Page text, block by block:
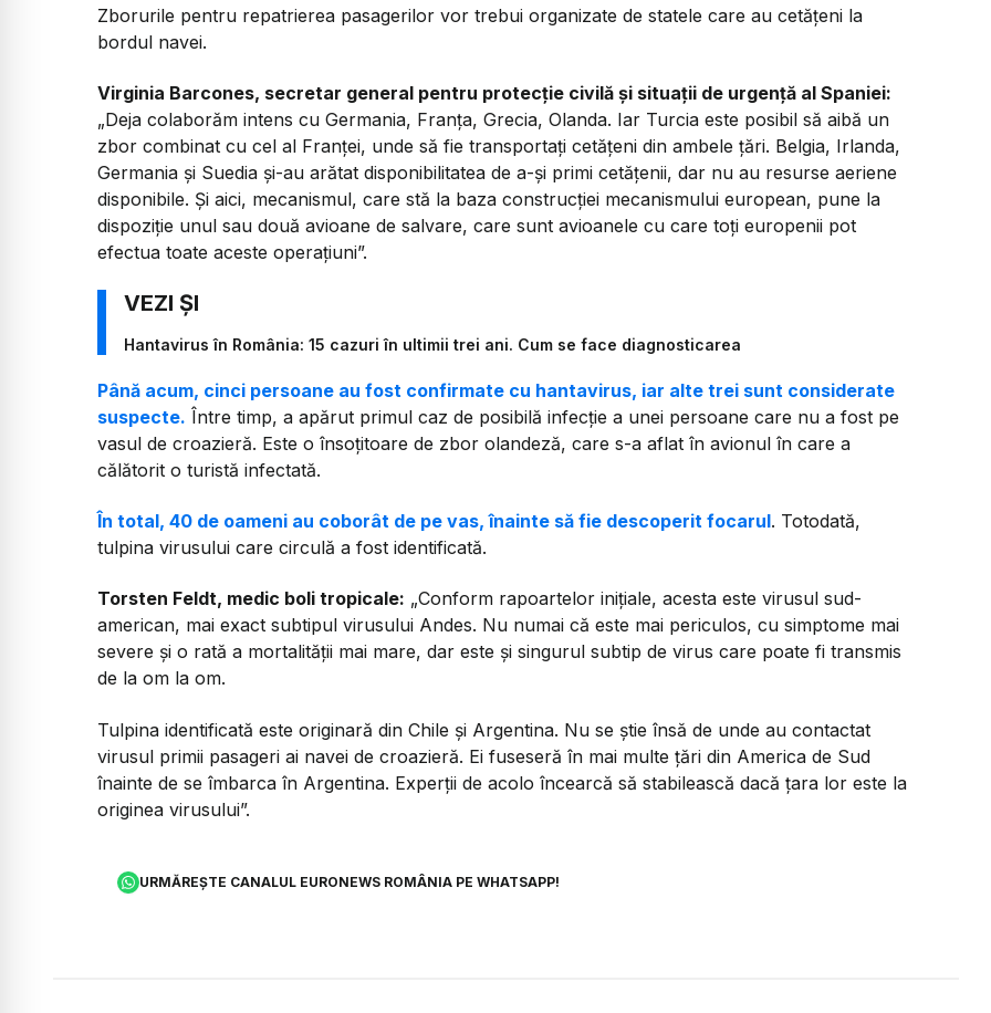
Zborurile pentru repatrierea pasagerilor vor trebui organizate de statele care au cetățeni la
bordul navei.
Virginia Barcones, secretar general pentru protecție civilă și situații de urgență al Spaniei:
„Deja colaborăm intens cu Germania, Franța, Grecia, Olanda. Iar Turcia este posibil să aibă un
zbor combinat cu cel al Franței, unde să fie transportați cetățeni din ambele țări. Belgia, Irlanda,
Germania și Suedia și-au arătat disponibilitatea de a-și primi cetățenii, dar nu au resurse aeriene
disponibile. Și aici, mecanismul, care stă la baza construcției mecanismului european, pune la
dispoziție unul sau două avioane de salvare, care sunt avioanele cu care toți europenii pot
efectua toate aceste operațiuni”.
Hantavirus în România: 15 cazuri în ultimii trei ani. Cum se face diagnosticarea
Până acum, cinci persoane au fost confirmate cu hantavirus, iar alte trei sunt considerate
suspecte. Între timp, a apărut primul caz de posibilă infecție a unei persoane care nu a fost pe
vasul de croazieră. Este o însoțitoare de zbor olandeză, care s-a aflat în avionul în care a
călătorit o turistă infectată.
În total, 40 de oameni au coborât de pe vas, înainte să fie descoperit focarul. Totodată,
tulpina virusului care circulă a fost identificată.
Torsten Feldt, medic boli tropicale: „Conform rapoartelor inițiale, acesta este virusul sud-
american, mai exact subtipul virusului Andes. Nu numai că este mai periculos, cu simptome mai
severe și o rată a mortalității mai mare, dar este și singurul subtip de virus care poate fi transmis
de la om la om.
Tulpina identificată este originară din Chile și Argentina. Nu se știe însă de unde au contactat
virusul primii pasageri ai navei de croazieră. Ei fuseseră în mai multe țări din America de Sud
înainte de se îmbarca în Argentina. Experții de acolo încearcă să stabilească dacă țara lor este la
originea virusului”.
URMĂREȘTE CANALUL EURONEWS ROMÂNIA PE WHATSAPP!